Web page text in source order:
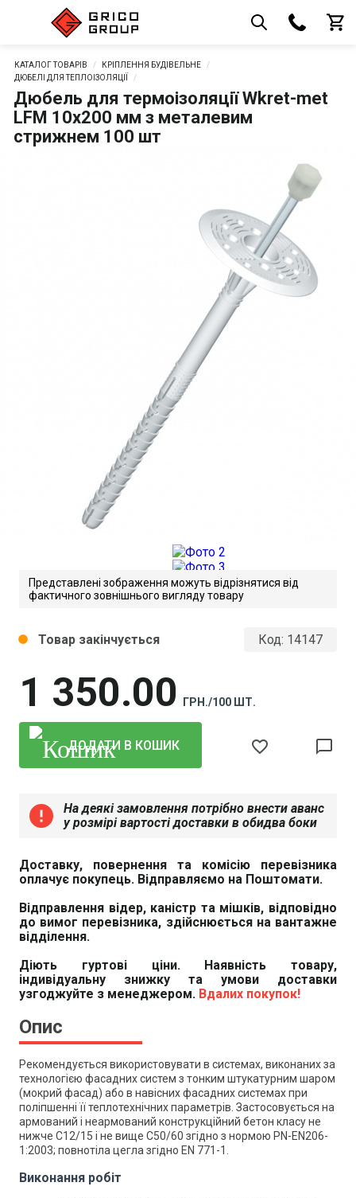
КАТАЛОГ ТОВАРІВ
КРІПЛЕННЯ БУДІВЕЛЬНЕ
ДЮБЕЛІ ДЛЯ ТЕПЛОІЗОЛЯЦІЇ
Дюбель для термоізоляції Wkret-met
LFM 10х200 мм з металевим
стрижнем 100 шт
Представлені зображення можуть відрізнятися від
фактичного зовнішнього вигляду товару
Код: 14147
1 350 00 ГРН./100 ШТ.
circle Товар закінчується
ДОДАТИ В КОШИК favorite_border chat_bubble_outline
error
На деякі замовлення потрібно внести аванс
у розмірі вартості доставки в обидва боки
Доставку, повернення та комісію перевізника
оплачує покупець. Відправляємо на Поштомати.
Відправлення відер, каністр та мішків, відповідно
до вимог перевізника, здійснюється на вантажне
відділення.
Діють гуртові ціни. Наявність товару,
індивідуальну знижку та умови доставки
узгоджуйте з менеджером. Вдалих покупок!
Опис
Рекомендується використовувати в системах, виконаних за
технологією фасадних систем з тонким штукатурним шаром
(мокрий фасад) або в навісних фасадних системах при
поліпшенні її теплотехнічних параметрів. Застосовується на
армований і неармований конструкційний бетон класу не
нижче С12/15 і не вище С50/60 згідно з нормою РN-EN206-
1:2003; повнотіла цегла згідно EN 771-1.
Виконання робіт